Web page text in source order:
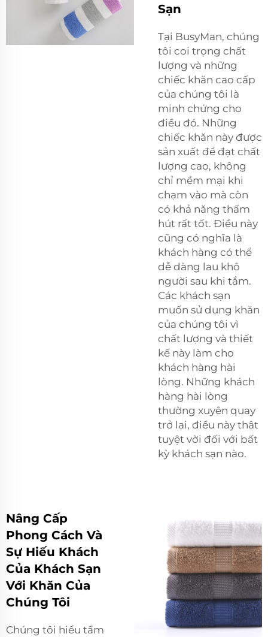
Sạn
Tại BusyMan, chúng
tôi coi trọng chất
lượng và những
chiếc khăn cao cấp
của chúng tôi là
minh chứng cho
điều đó. Những
chiếc khăn này được
sản xuất để đạt chất
lượng cao, không
chỉ mềm mại khi
chạm vào mà còn
có khả năng thấm
hút rất tốt. Điều này
cũng có nghĩa là
khách hàng có thể
dễ dàng lau khô
người sau khi tắm.
Các khách sạn
muốn sử dụng khăn
của chúng tôi vì
chất lượng và thiết
kế này làm cho
khách hàng hài
lòng. Những khách
hàng hài lòng
thường xuyên quay
trở lại, điều này thật
tuyệt vời đối với bất
kỳ khách sạn nào.
Nâng Cấp
Phong Cách Và
Sự Hiếu Khách
Của Khách Sạn
Với Khăn Của
Chúng Tôi
Chúng tôi hiểu tầm